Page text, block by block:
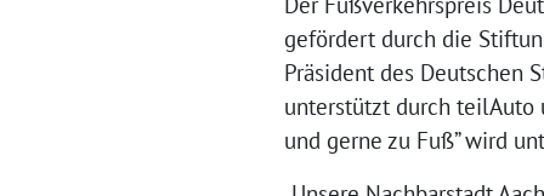
gefördert durch die
Präsident des Deutschen
unterstützt durch teilAuto
und gerne zu Fuß” wird